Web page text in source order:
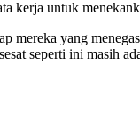
kerja untuk
mereka yang
seperti ini masih